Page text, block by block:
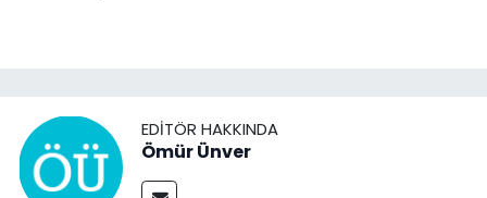
EDITÖR HAKKINDA
Ömür Ünver